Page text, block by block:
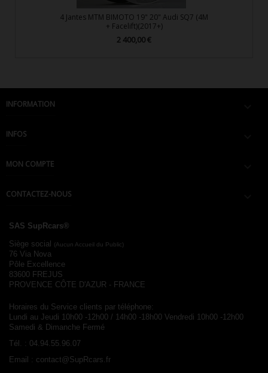
4 Jantes MTM BIMOTO 19" 20" Audi SQ7 (4M
+ Facelift)(2017+)
Prix
2 400,00 €
INFORMATION
INFOS
MON COMPTE
CONTACTEZ-NOUS
SAS SupRcars®
Siège social
(Aucun Accueil du Public)
76 Via Nova
Pôle Excellence
83600 FREJUS
PROVENCE CÔTE D'AZUR - FRANCE
Horaires du Service clients par téléphone:
Lundi au Jeudi 10h00 -12h00 / 14h00 -18h00 Vendredi 10h00 -12h00
Samedi & Dimanche Fermé
Tél. : 04.94.55.96.07
Email : contact@SupRcars.fr